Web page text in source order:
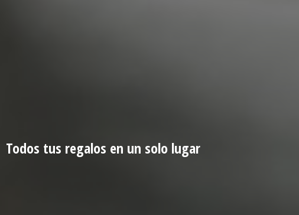
Todos tus regalos en un solo lugar